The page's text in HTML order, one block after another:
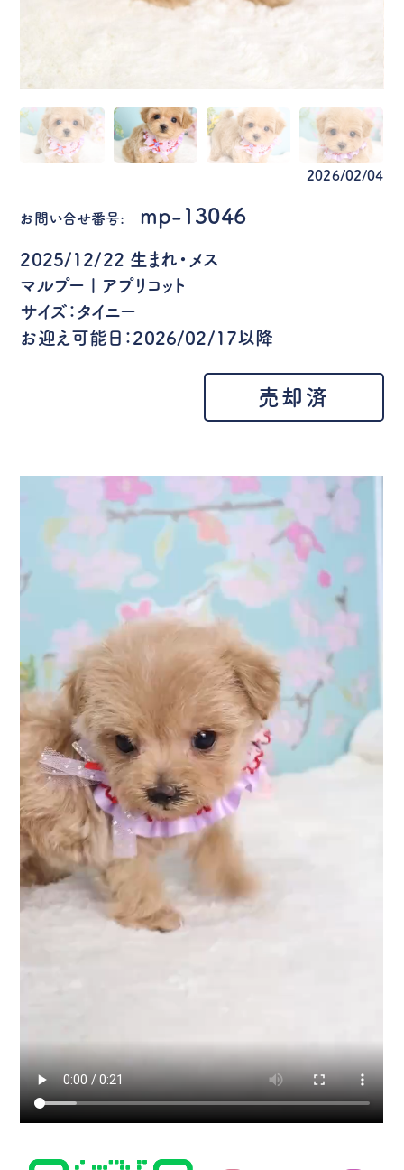
2026/02/04
お問い合せ番号: mp-13046
2025/12/22 生まれ・メス
マルプー | アプリコット
サイズ：タイニー
お迎え可能日：2026/02/17以降
売却済